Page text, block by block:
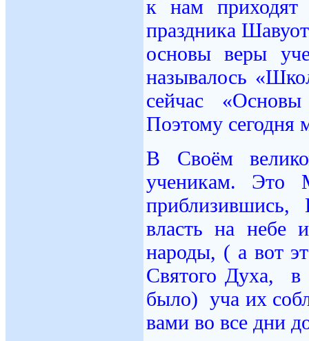
к нам
праздника
основы веры
называлось
сейчас
Поэтому сегодня
В Своём
ученикам.
власть на небе
народы, ( а вот
Святого Духа, в
было) уча их
вами во все дни